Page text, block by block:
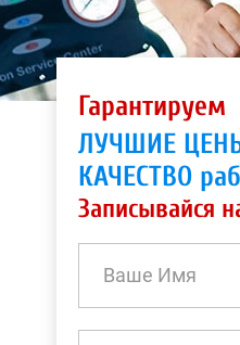
Гарантируем
ЛУЧШИЕ
КАЧЕСТВО
Записывайся